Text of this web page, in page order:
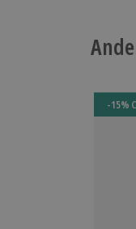
-15%